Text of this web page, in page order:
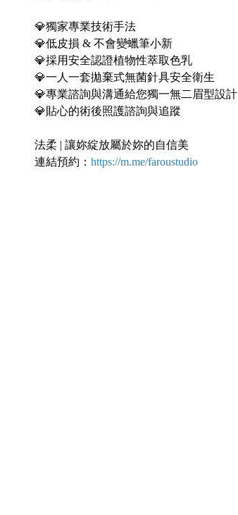
💎獨家專業技術手法
💎低皮損 & 不會變蠟筆小新
💎採用安全認證植物性萃取色乳
💎一人一套拋棄式無菌針具安全衛生
💎專業諮詢與溝通給您獨一無二眉型設計
💎貼心的術後照護諮詢與追蹤
法柔 | 讓妳綻放屬於妳的自信美
連結預約： https://m.me/faroustudio